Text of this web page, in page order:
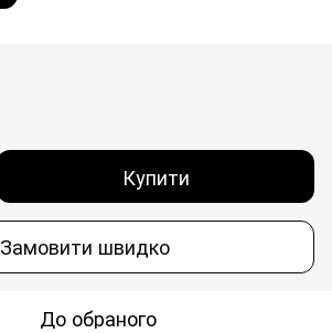
Купити
Замовити швидко
До обраного